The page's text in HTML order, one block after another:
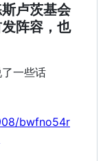
卢茨基会
阵容，也
一些话
bwfno54r